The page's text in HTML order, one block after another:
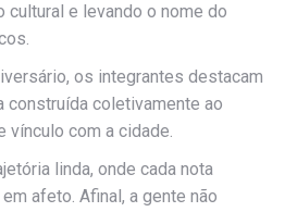
cultural e levando o nome do
os integrantes destacam
construída coletivamente ao
vínculo com a cidade.
linda, onde cada nota
afeto. Afinal, a gente não